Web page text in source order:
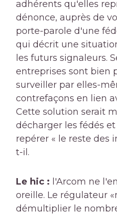
adhérents qu'elles
dénonce, auprès de
porte-parole d'une
qui décrit une
les futurs signaleurs.
entreprises sont bien
surveiller par elles-
contrefaçons en lien
Cette solution serait
décharger les fédés et
repérer « le reste des
t-il.
Le hic : l'Arcom ne
oreille. Le régulateur
démultiplier le